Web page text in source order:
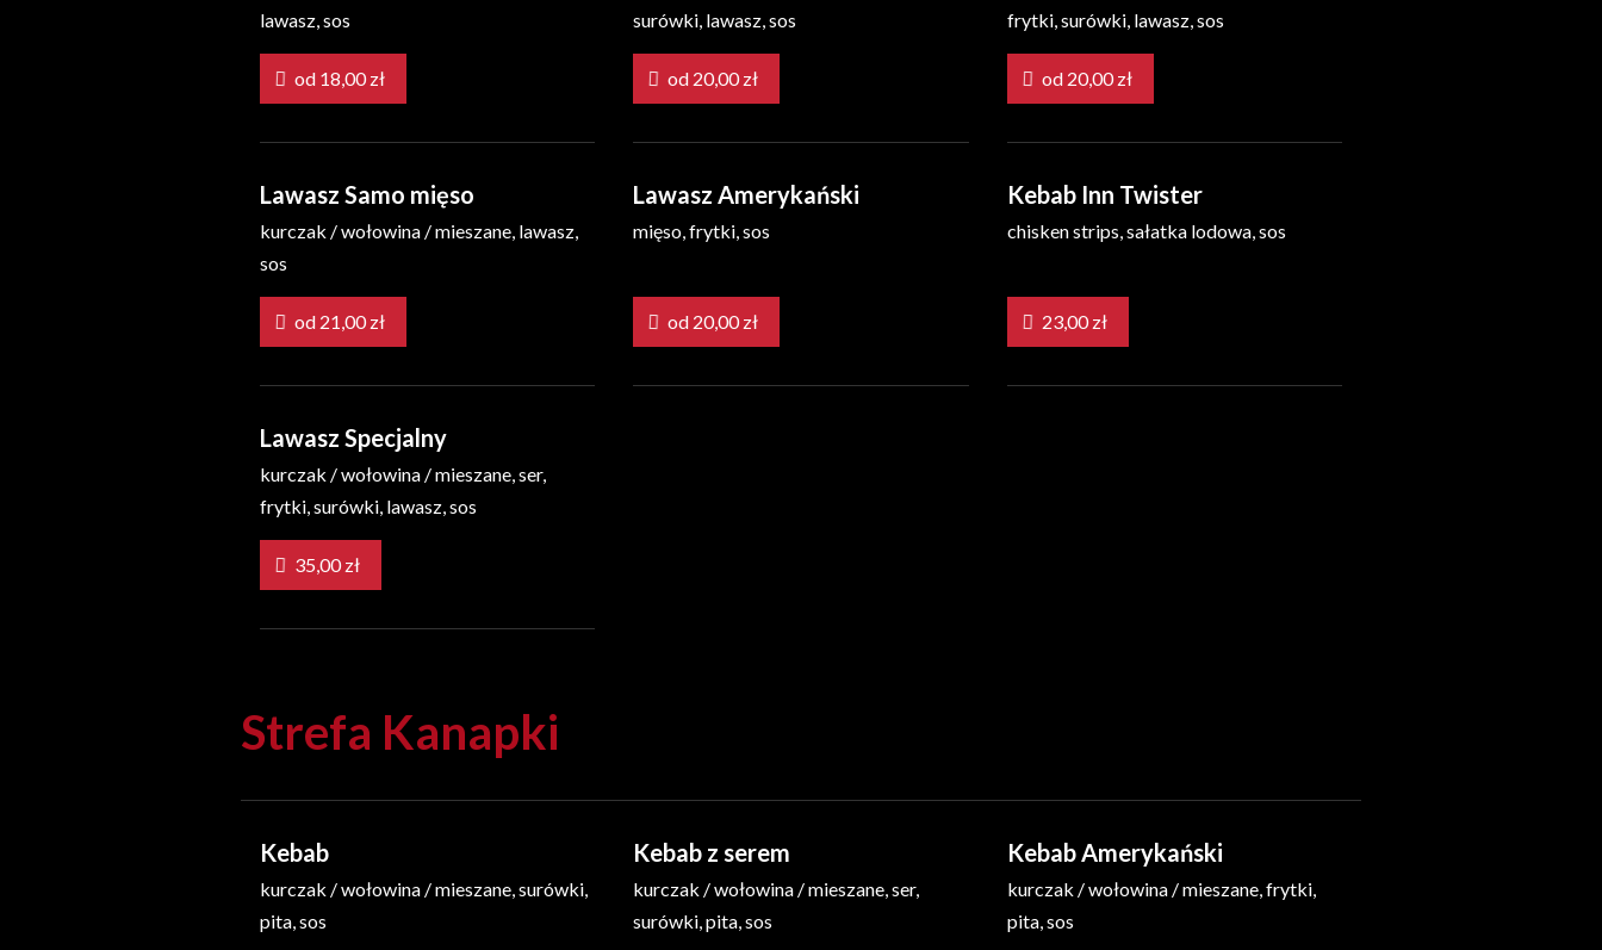
lawasz, sos
surówki, lawasz, sos
frytki, surówki, lawasz, sos
Lawasz Samo mięso
kurczak / wołowina / mieszane, lawasz,
sos
Lawasz Amerykański
mięso, frytki, sos
Kebab Inn Twister
chisken strips, sałatka lodowa, sos
Lawasz Specjalny
kurczak / wołowina / mieszane, ser,
frytki, surówki, lawasz, sos
Strefa Kanapki
Kebab
kurczak / wołowina / mieszane, surówki,
pita, sos
Kebab z serem
kurczak / wołowina / mieszane, ser,
surówki, pita, sos
Kebab Amerykański
kurczak / wołowina / mieszane, frytki,
pita, sos